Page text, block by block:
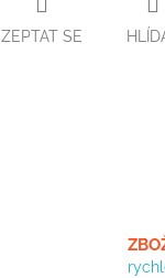
ZEPTAT SE